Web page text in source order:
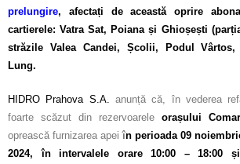
prelungire, afectați de această oprire
cartierele: Vatra Sat, Poiana și Ghioșești
străzile Valea Candei, Școlii, Podul
Lung.
HIDRO Prahova S.A.
anunță că, în vederea
foarte scăzut din rezervoarele orașului
oprească furnizarea apeiîn perioada 09
2024, în intervalele orare 10:00 – 18:00